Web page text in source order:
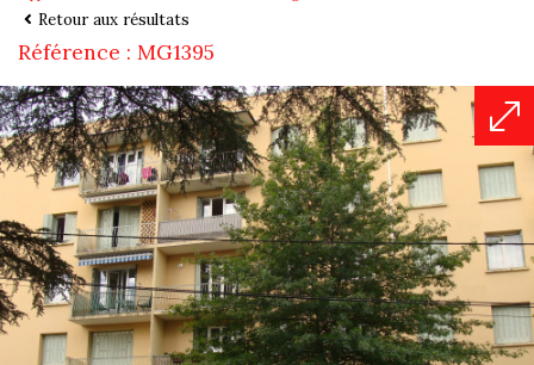
Retour aux résultats
Référence : MG1395